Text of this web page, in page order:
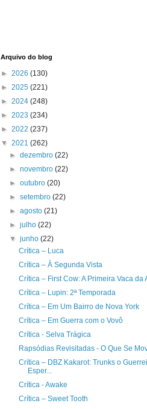
Arquivo do blog
► 2026 (130)
► 2025 (221)
► 2024 (248)
► 2023 (234)
► 2022 (237)
▼ 2021 (262)
►dezembro(22)
►novembro(22)
►outubro(20)
►setembro(22)
►agosto(21)
►julho(22)
▼junho(22)
Crítica – Luca
Crítica – À Segunda Vista
Crítica – First Cow: A Primeira Vaca da
Crítica – Lupin: 2ª Temporada
Crítica – Em Um Bairro de Nova York
Crítica – Em Guerra com o Vovô
Crítica - Selva Trágica
Rapsódias Revisitadas - O Que Se
Crítica – DBZ Kakarot: Trunks o
Esper...
Crítica - Awake
Crítica – Sweet Tooth